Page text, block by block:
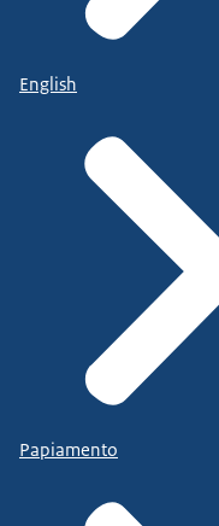
English
Papiamento